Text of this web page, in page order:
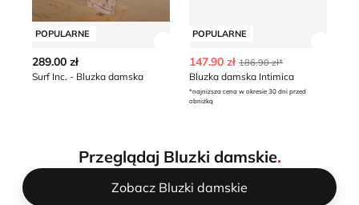
POPULARNE
289.00 zł
Surf Inc. - Bluzka damska
POPULARNE
147.90 zł 186.90 zł*
Bluzka damska Intimica
*najniższa cena w okresie 30 dni przed
obniżką
Przeglądaj Bluzki damskie.
Zobacz Bluzki damskie